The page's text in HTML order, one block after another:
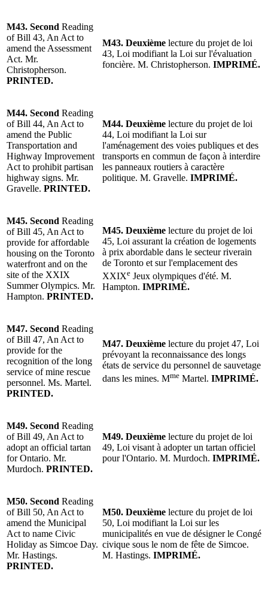
M43. Second Reading
of Bill 43, An Act to
amend the Assessment
Act. Mr.
Christopherson.
PRINTED.
M43. Deuxième lecture du projet de loi
43, Loi modifiant la Loi sur l'évaluation
foncière. M. Christopherson. IMPRIMÉ.
M44. Second Reading
of Bill 44, An Act to
amend the Public
Transportation and
Highway Improvement
Act to prohibit partisan
highway signs. Mr.
Gravelle. PRINTED.
M44. Deuxième lecture du projet de loi
44, Loi modifiant la Loi sur
l'aménagement des voies publiques et des
transports en commun de façon à interdire
les panneaux routiers à caractère
politique. M. Gravelle. IMPRIMÉ.
M45. Second Reading
of Bill 45, An Act to
provide for affordable
housing on the Toronto
waterfront and on the
site of the XXIX
Summer Olympics. Mr.
Hampton. PRINTED.
M45. Deuxième lecture du projet de loi
45, Loi assurant la création de logements
à prix abordable dans le secteur riverain
de Toronto et sur l'emplacement des
XXIXe Jeux olympiques d'été. M.
Hampton. IMPRIMÉ.
M47. Second Reading
of Bill 47, An Act to
provide for the
recognition of the long
service of mine rescue
personnel. Ms. Martel.
PRINTED.
M47. Deuxième lecture du projet 47, Loi
prévoyant la reconnaissance des longs
états de service du personnel de sauvetage
dans les mines. Mme Martel. IMPRIMÉ.
M49. Second Reading
of Bill 49, An Act to
adopt an official tartan
for Ontario. Mr.
Murdoch. PRINTED.
M49. Deuxième lecture du projet de loi
49, Loi visant à adopter un tartan officiel
pour l'Ontario. M. Murdoch. IMPRIMÉ.
M50. Second Reading
of Bill 50, An Act to
amend the Municipal
Act to name Civic
Holiday as Simcoe Day.
Mr. Hastings.
PRINTED.
M50. Deuxième lecture du projet de loi
50, Loi modifiant la Loi sur les
municipalités en vue de désigner le Congé
civique sous le nom de fête de Simcoe.
M. Hastings. IMPRIMÉ.